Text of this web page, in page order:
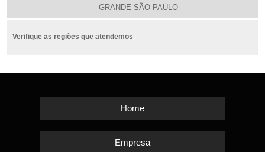
GRANDE SÃO PAULO
Verifique as regiões que atendemos
Home
Empresa